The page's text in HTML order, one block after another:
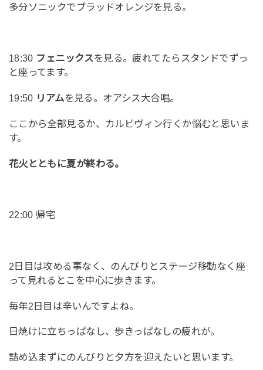
多分ソニックでブラッドオレンジを見る。
18:30 フェニックスを見る。疲れてたらスタンドでずっ
と座ってます。
19:50 リアムを見る。オアシス大合唱。
ここから全部見るか、カルビヴィン行くか悩むと思いま
す。
花火とともに夏が終わる。
22:00 帰宅
2日目は攻める事なく、のんびりとステージ移動なく座
って見れるとこを中心に歩きます。
毎年2日目は辛いんですよね。
日焼けに立ちっぱなし、歩きっぱなしの疲れが。
詰め込まずにのんびりと夕方を迎えたいと思います。